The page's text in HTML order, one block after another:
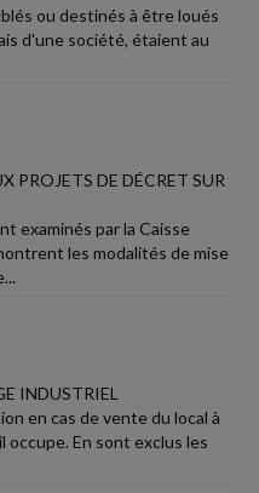
ou destinés à être loués
d'une société, étaient au
PROJETS DE DÉCRET SUR
examinés par la Caisse
les modalités de mise
INDUSTRIEL
en cas de vente du local à
occupe. En sont exclus les